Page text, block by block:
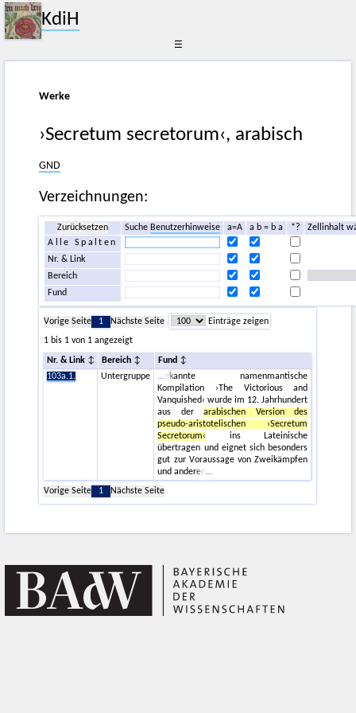
KdiH
☰
Werke
›Secretum secretorum‹, arabisch
GND
Verzeichnungen:
Zurücksetzen Suche Benutzerhinweise a=A a b = b a *?
Zellinhalt
Alle Spalten
Nr. & Link
Bereich
Fund
Vorige Seite 1 Nächste Seite
Einträge zeigen
1 bis 1 von 1 angezeigt
Nr. & Link Bereich
Fund
103a.1.
Untergruppe
ekannte namenmantische
Kompilation ›The Victorious and
Vanquished‹ wurde im 12. Jahrhundert
aus derarabischen Version des
pseudo-aristotelischen ›Secretum
Secretorum‹
ins Lateinische
übertragen und eignet sich besonders
gut zur Voraussage von Zweikämpfen
und anderen
Vorige Seite
1 Nächste Seite